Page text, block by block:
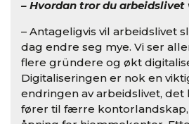
– Hvordan tror du arbeidslivet
– Antageligvis vil arbeidslivet
dag endre seg mye. Vi ser
flere gründere og økt
Digitaliseringen er nok en
endringen av arbeidslivet, det
fører til færre